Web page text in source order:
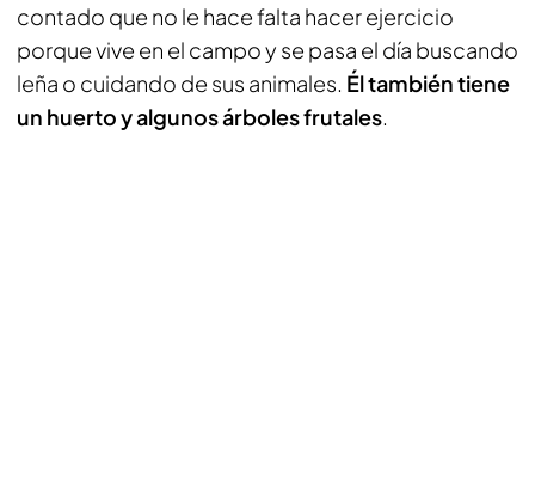
contado que no le hace falta hacer ejercicio
porque vive en el campo y se pasa el día buscando
leña o cuidando de sus animales. Él también tiene
un huerto y algunos árboles frutales.